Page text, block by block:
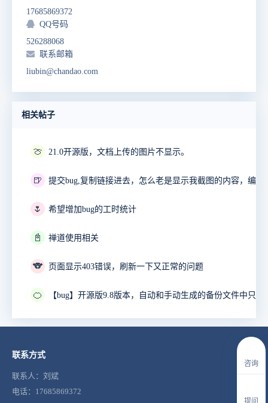
17685869372
QQ号码
526288068
联系邮箱
liubin@chandao.com
相关帖子
🍈 21.0开源版，文档上传的图片不显示。
🍺
🌷 希望增加bug的工时统计
📓 禅道使用相关
🐨 页面显示403错误，刷新一下又正常的问题
🍊
联系方式
联系人：刘斌
电话：17685869372
咨询
提问